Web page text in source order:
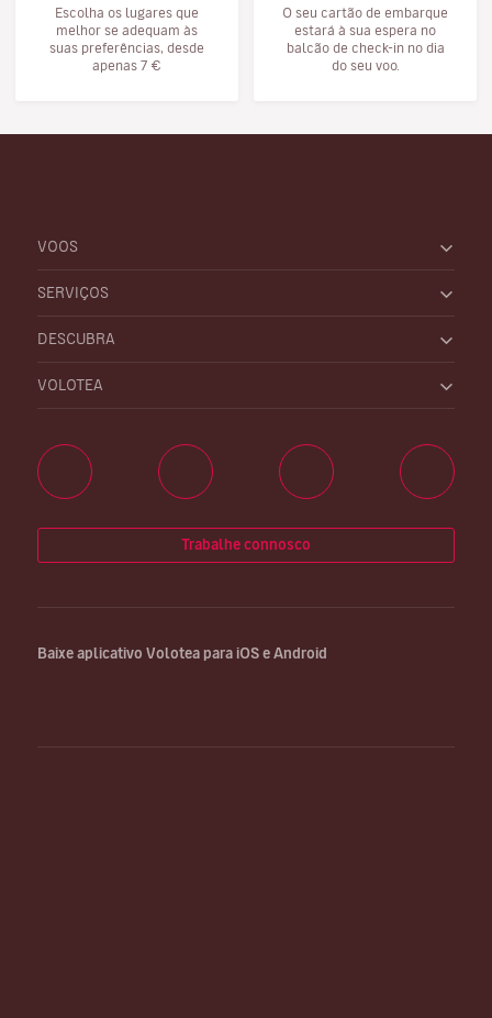
Escolha os lugares que
melhor se adequam às
suas preferências, desde
apenas 7 €
O seu cartão de embarque
estará à sua espera no
balcão de check-in no dia
do seu voo.
VOOS
SERVIÇOS
DESCUBRA
VOLOTEA
Trabalhe connosco
Baixe aplicativo Volotea para iOS e Android